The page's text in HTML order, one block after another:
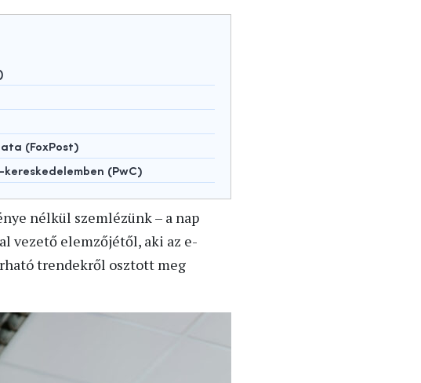
(FoxPost)
(PwC)
nélkül szemlézünk – a nap
vezető elemzőjétől, aki az e-
trendekről osztott meg